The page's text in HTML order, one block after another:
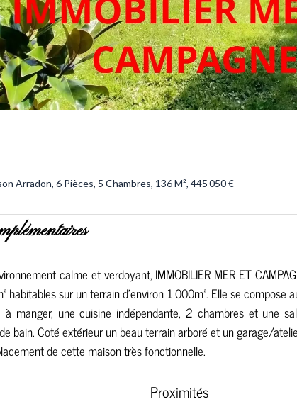
Arradon, 6 Pièces, 5 Chambres, 136 M², 445 050 €
calme et verdoyant, IMMOBILIER MER ET
habitables sur un terrain d'environ 1 000m². Elle se compose
à manger, une cuisine indépendante, 2 chambres et une
bain. Coté extérieur un beau terrain arboré et un garage/
de cette maison très fonctionnelle.
Proximités